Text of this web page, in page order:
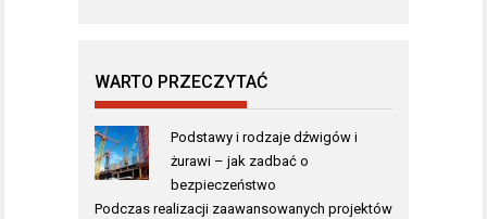
WARTO PRZECZYTAĆ
Podstawy i rodzaje dźwigów i
żurawi – jak zadbać o
bezpieczeństwo
Podczas realizacji zaawansowanych projektów